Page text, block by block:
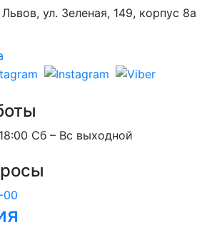
ул. Зеленая, 149, корпус 8а
Сб – Вс выходной
00